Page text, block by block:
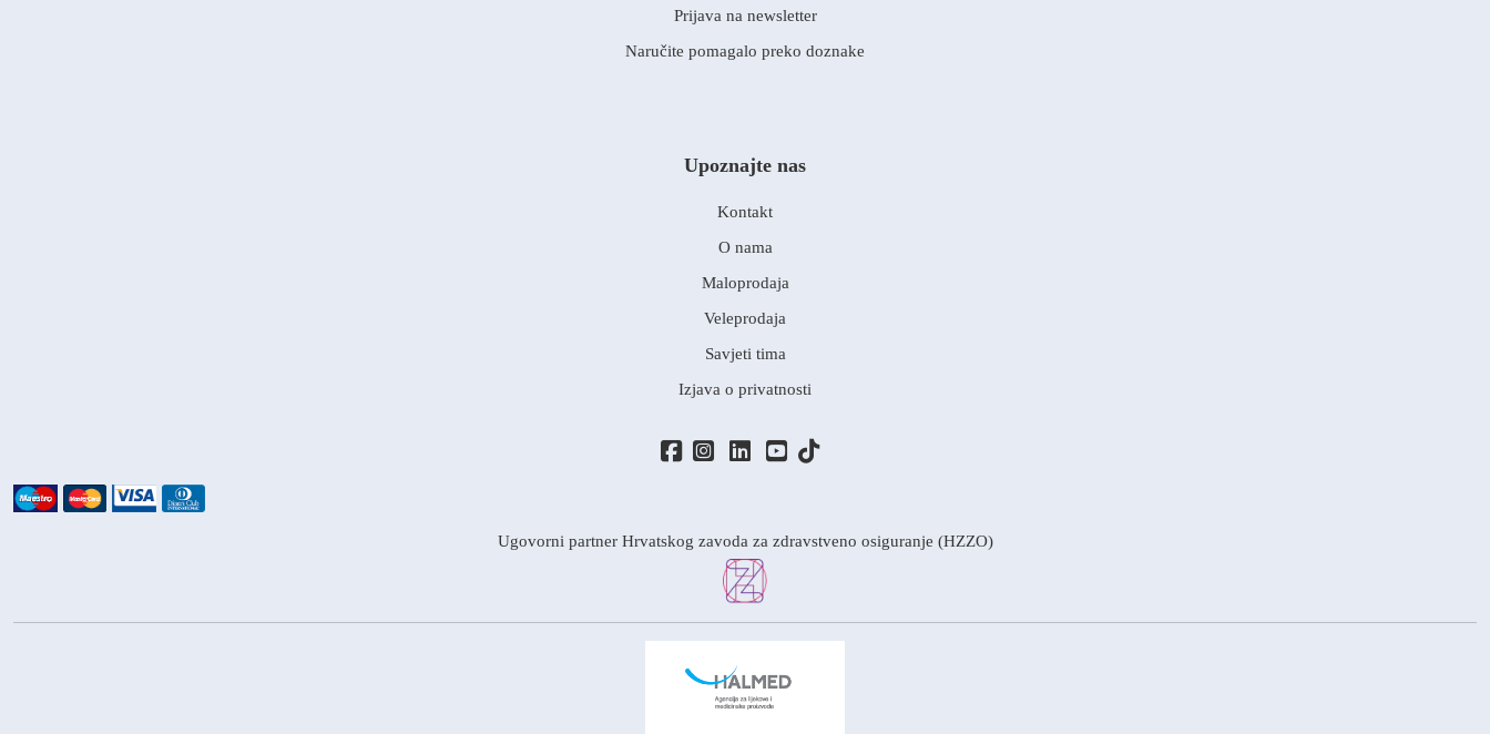
Prijava na newsletter
Naručite pomagalo preko doznake
Ugovorni partner Hrvatskog zavoda za zdravstveno osiguranje (HZZO)
Upoznajte nas
Kontakt
O nama
Maloprodaja
Veleprodaja
Savjeti tima
Izjava o privatnosti